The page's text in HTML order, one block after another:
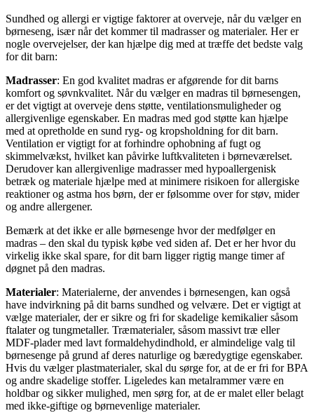
Sundhed og allergi er vigtige faktorer at overveje, når du vælger en
børneseng, især når det kommer til madrasser og materialer. Her er
nogle overvejelser, der kan hjælpe dig med at træffe det bedste valg
for dit barn:
Madrasser: En god kvalitet madras er afgørende for dit barns
komfort og søvnkvalitet. Når du vælger en madras til børnesengen,
er det vigtigt at overveje dens støtte, ventilationsmuligheder og
allergivenlige egenskaber. En madras med god støtte kan hjælpe
med at opretholde en sund ryg- og kropsholdning for dit barn.
Ventilation er vigtigt for at forhindre ophobning af fugt og
skimmelvækst, hvilket kan påvirke luftkvaliteten i børneværelset.
Derudover kan allergivenlige madrasser med hypoallergenisk
betræk og materiale hjælpe med at minimere risikoen for allergiske
reaktioner og astma hos børn, der er følsomme over for støv, mider
og andre allergener.
Bemærk at det ikke er alle børnesenge hvor der medfølger en
madras – den skal du typisk købe ved siden af. Det er her hvor du
virkelig ikke skal spare, for dit barn ligger rigtig mange timer af
døgnet på den madras.
Materialer: Materialerne, der anvendes i børnesengen, kan også
have indvirkning på dit barns sundhed og velvære. Det er vigtigt at
vælge materialer, der er sikre og fri for skadelige kemikalier såsom
ftalater og tungmetaller. Træmaterialer, såsom massivt træ eller
MDF-plader med lavt formaldehydindhold, er almindelige valg til
børnesenge på grund af deres naturlige og bæredygtige egenskaber.
Hvis du vælger plastmaterialer, skal du sørge for, at de er fri for BPA
og andre skadelige stoffer. Ligeledes kan metalrammer være en
holdbar og sikker mulighed, men sørg for, at de er malet eller belagt
med ikke-giftige og børnevenlige materialer.